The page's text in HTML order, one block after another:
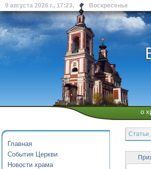
9 августа 2026 г., 17:23, Воскресенье
о
Главная
События Церкви
Новости храма